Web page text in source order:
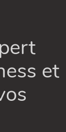
et